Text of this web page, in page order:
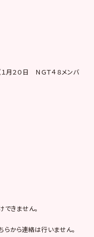
月２０日 ＮＧＴ４８メンバ
きません。
らから連絡は行いません。